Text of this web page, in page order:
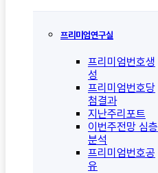
프리미엄연구실
프리미엄번호생
성
프리미엄번호당
첨결과
지난주리포트
이번주전망 심층
분석
프리미엄번호공
유